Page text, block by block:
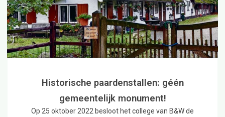
Historische paardenstallen: géén
gemeentelijk monument!
Op 25 oktober 2022 besloot het college van B&W de